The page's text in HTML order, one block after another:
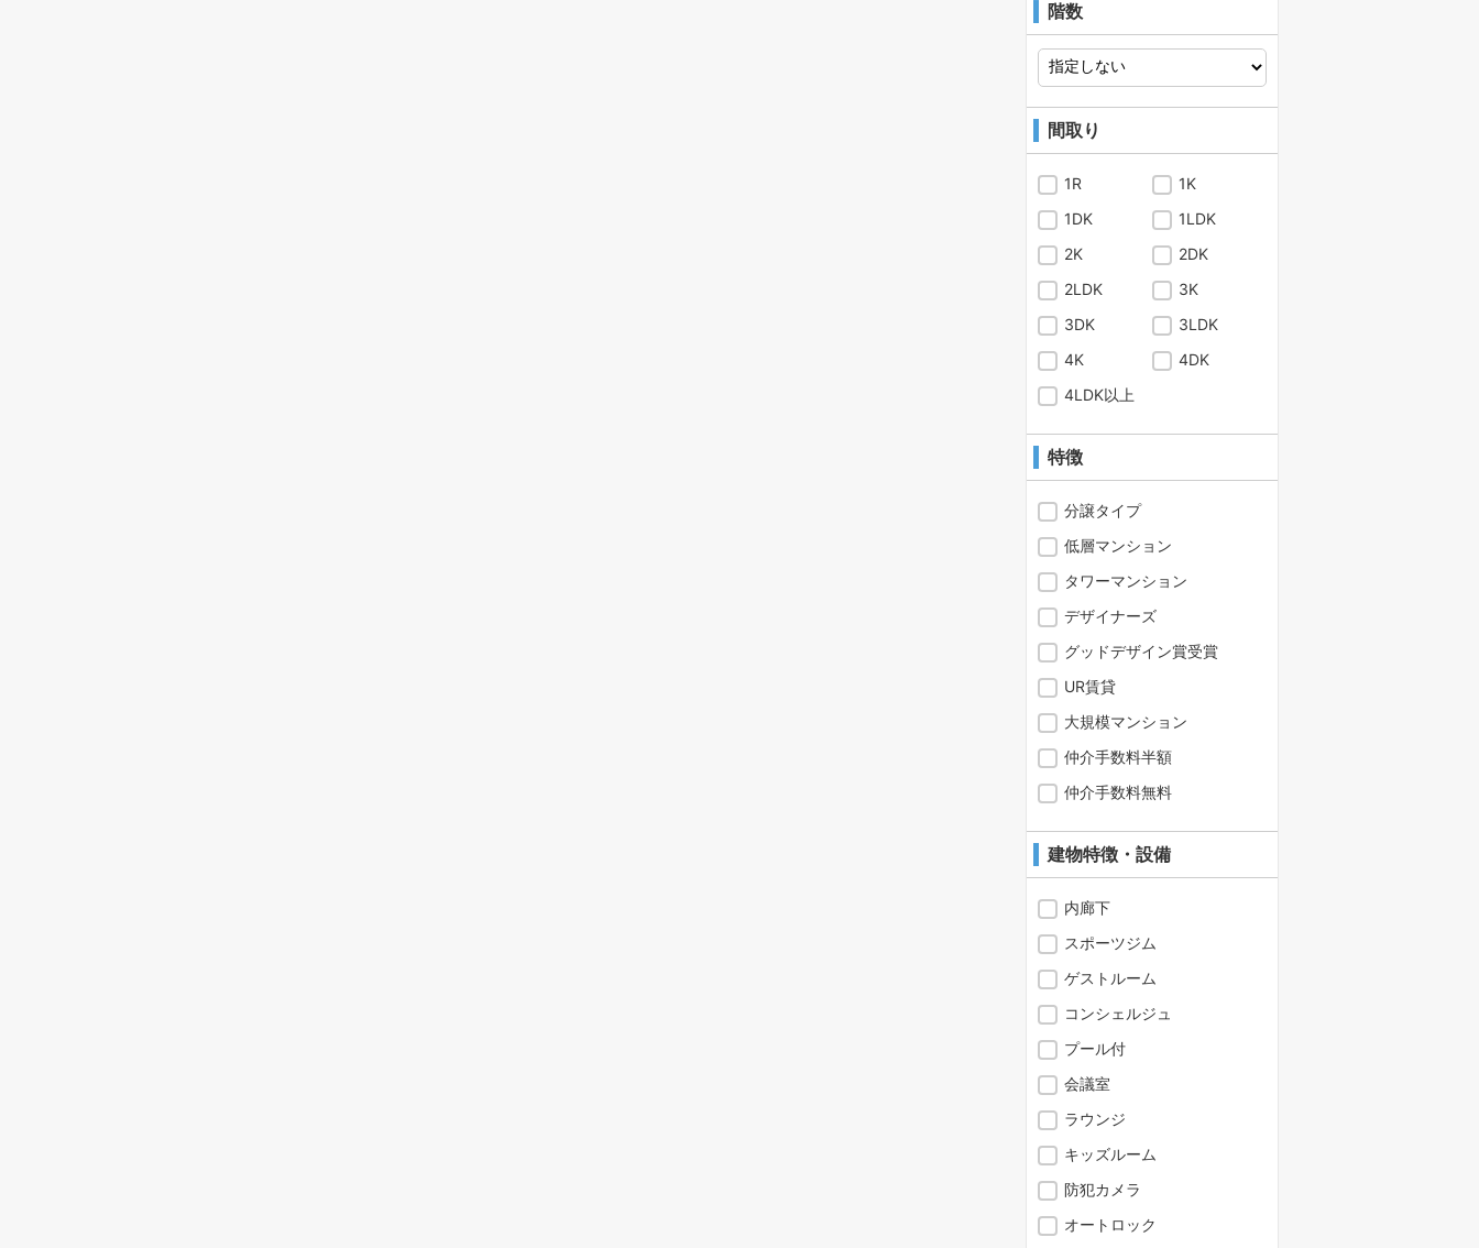
階数
間取り
1R
1K
1DK
1LDK
2K
2DK
2LDK
3K
3DK
3LDK
4K
4DK
4LDK以上
特徴
分譲タイプ
低層マンション
タワーマンション
デザイナーズ
グッドデザイン賞受賞
UR賃貸
大規模マンション
仲介手数料半額
仲介手数料無料
建物特徴・設備
内廊下
スポーツジム
ゲストルーム
コンシェルジュ
プール付
会議室
ラウンジ
キッズルーム
防犯カメラ
オートロック